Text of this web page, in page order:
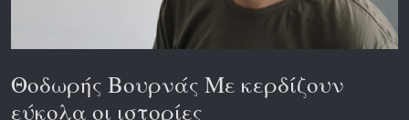
Θοδωρής Βουρνάς Με κερδίζουν
εύκολα οι ιστορίες